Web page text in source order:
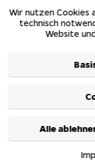
Wir nutzen Cookies
technisch
Website
Alle